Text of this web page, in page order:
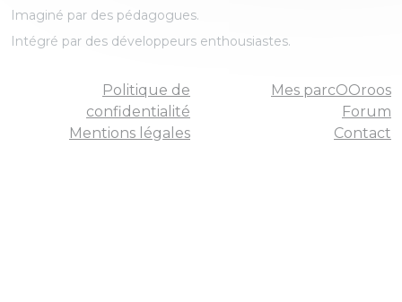
Imaginé par des pédagogues.
Intégré par des développeurs enthousiastes.
Politique de
confidentialité
Mentions légales
Mes parcOOroos
Forum
Contact